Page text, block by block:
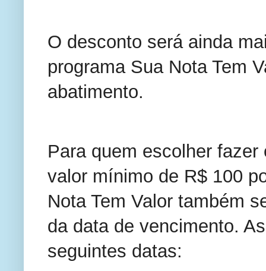
O desconto será ainda
programa Sua Nota Tem
abatimento.
Para quem escolher
valor mínimo de R$ 100
Nota Tem Valor também
da data de vencimento.
seguintes datas: